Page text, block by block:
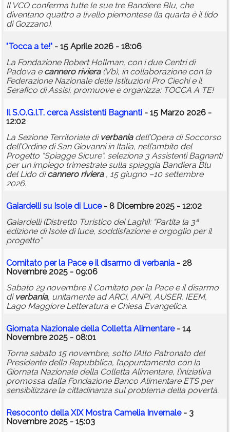
Il VCO conferma tutte le sue tre Bandiere Blu, che
diventano quattro a livello piemontese (la quarta è il lido
di Gozzano).
"Tocca a te!" - 15 Aprile 2026 - 18:06
La Fondazione Robert Hollman, con i due Centri di
Padova e cannero riviera(Vb), in collaborazione con la
Federazione Nazionale delle Istituzioni Pro Ciechi e il
Serafico di Assisi, promuove e organizza: TOCCA A TE!
Il S.O.G.I.T. cerca Assistenti Bagnanti - 15 Marzo 2026 -
12:02
La Sezione Territoriale di verbaniadell’Opera di Soccorso
dell’Ordine di San Giovanni in Italia, nell’ambito del
Progetto “Spiagge Sicure”, seleziona 3 Assistenti Bagnanti
per un impiego trimestrale sulla spiaggia Bandiera Blu
del Lido dicannero riviera, 15 giugno –10 settembre
2026.
Gaiardelli su Isole di Luce- 8 Dicembre 2025 - 12:02
Gaiardelli (Distretto Turistico dei Laghi): “Partita la 3ª
edizione di Isole di luce, soddisfazione e orgoglio per il
progetto”
Comitato per la Pace e il disarmo di verbania - 28
Novembre 2025 - 09:06
Sabato 29 novembre il Comitato per la Pace e il disarmo
di verbania, unitamente ad ARCI, ANPI, AUSER, IEEM,
Lago Maggiore Letteratura e Chiesa Evangelica.
Giornata Nazionale della Colletta Alimentare- 14
Novembre 2025 - 08:01
Torna sabato 15 novembre, sotto l’Alto Patronato del
Presidente della Repubblica, l’appuntamento con la
Giornata Nazionale della Colletta Alimentare, l’iniziativa
promossa dalla Fondazione Banco Alimentare ETS per
sensibilizzare la cittadinanza sul problema della povertà.
Resoconto della XIX Mostra Camelia Invernale- 3
Novembre 2025 - 15:03